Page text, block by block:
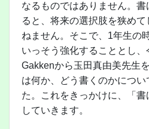
なるものではありません。
ると、将来の選択肢を狭め
ねません。そこで、1年生の
いっそう強化することとし
Gakkenから玉田真由美先生
は何か、どう書くのかにつ
た。これをきっかけに、「
していきます。